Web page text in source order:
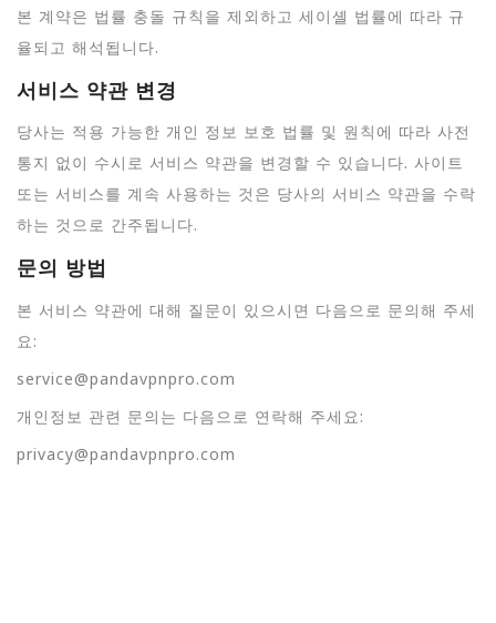
본 계약은 법률 충돌 규칙을 제외하고 세이셸 법률에 따라 규
율되고 해석됩니다.
서비스 약관 변경
당사는 적용 가능한 개인 정보 보호 법률 및 원칙에 따라 사전
통지 없이 수시로 서비스 약관을 변경할 수 있습니다. 사이트
또는 서비스를 계속 사용하는 것은 당사의 서비스 약관을 수락
하는 것으로 간주됩니다.
문의 방법
본 서비스 약관에 대해 질문이 있으시면 다음으로 문의해 주세
요:
service@pandavpnpro.com
개인정보 관련 문의는 다음으로 연락해 주세요:
privacy@pandavpnpro.com